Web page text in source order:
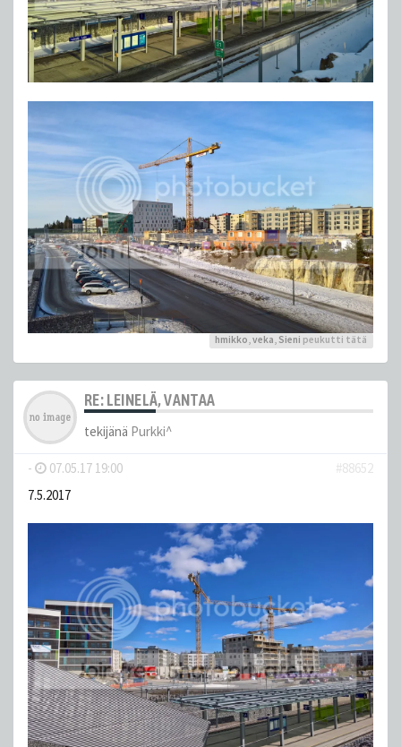
hmikko,veka, Sieni peukutti tätä
RE: LEINELÄ, VANTAA
tekijänä Purkki^
- 07.05.17 19:00
#88652
7.5.2017